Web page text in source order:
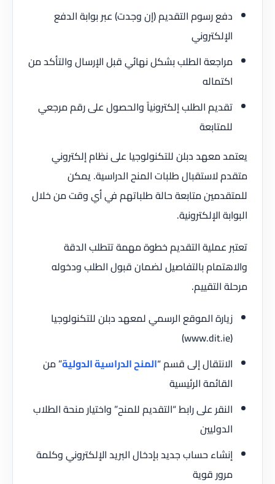
دفع رسوم التقديم (إن وجدت) عبر بوابة الدفع
الإلكتروني
مراجعة الطلب بشكل نهائي قبل الإرسال والتأكد من
اكتماله
تقديم الطلب إلكترونياً والحصول على رقم مرجعي
للمتابعة
يعتمد معهد دبلن للتكنولوجيا على نظام إلكتروني
متقدم لاستقبال طلبات المنح الدراسية. يمكن
للمتقدمين متابعة حالة طلباتهم في أي وقت من خلال
البوابة الإلكترونية.
تعتبر عملية التقديم خطوة مهمة تتطلب الدقة
والاهتمام بالتفاصيل لضمان قبول الطلب ودخوله
مرحلة التقييم.
زيارة الموقع الرسمي لمعهد دبلن للتكنولوجيا
(www.dit.ie)
الانتقال إلى قسم “المنح الدراسية الدولية” من
القائمة الرئيسية
النقر على رابط “التقديم للمنح” واختيار منحة الطلاب
الدوليين
إنشاء حساب جديد بإدخال البريد الإلكتروني وكلمة
مرور قوية